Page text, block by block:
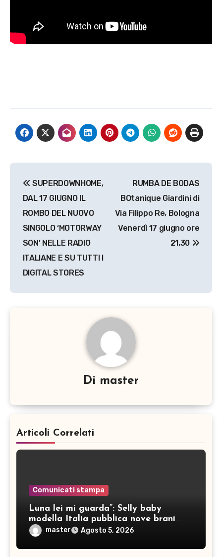
articoli
SUPERDOWNHOME,
DAL 17 GIUGNO IL
ROMBO DEL NUOVO
SINGOLO ‘MOTORWAY
SON’ NELLE RADIO
ITALIANE E SU TUTTI I
DIGITAL STORES
RUMBA DE BODAS
BOtanique Giardini di
Via Filippo Re, Bologna
Venerdì 17 giugno ore
21.30
Di master
Articoli Correlati
Comunicati stampa
Luna lei mi guarda”: Selly baby
modella Italia pubblica nove brani
ineditimaster Agosto 5, 2026